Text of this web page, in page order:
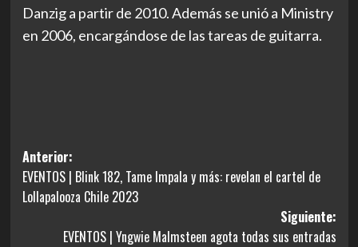
Danzig a partir de 2010. Además se unió a Ministry
en 2006, encargándose de las tareas de guitarra.
Navegación
de
entradas
Anterior:
EVENTOS | Blink 182, Tame Impala y más: revelan el cartel de
Lollapalooza Chile 2023
Siguiente:
EVENTOS | Yngwie Malmsteen agota todas sus entradas